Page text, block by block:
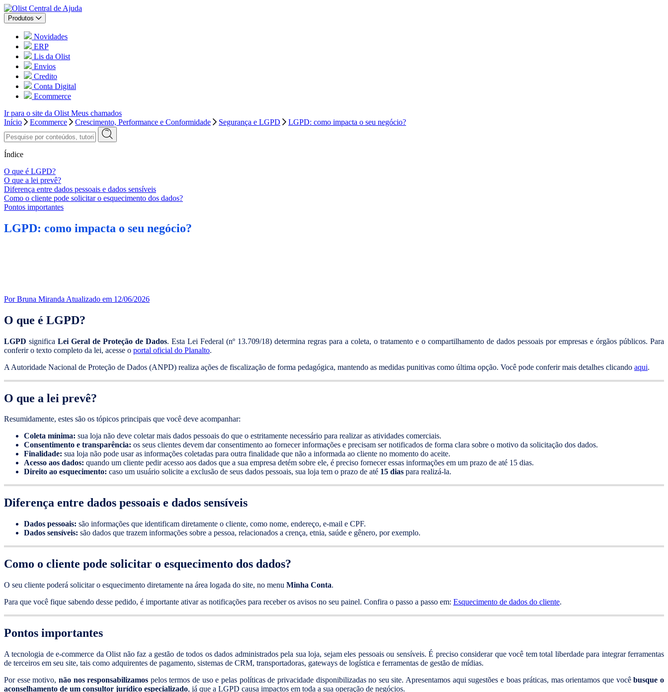
Central de Ajuda
Produtos
Novidades
ERP
Lis da Olist
Envios
Credito
Conta Digital
Ecommerce
Ir para o site da Olist Meus chamados
Início
Ecommerce Crescimento, Performance e Conformidade Segurança e LGPD LGPD: como impacta o seu negócio?
Índice
O que é LGPD?
O que a lei prevê?
Diferença entre dados pessoais e dados sensíveis
Como o cliente pode solicitar o esquecimento dos dados?
Pontos importantes
LGPD: como impacta o seu negócio?
Por Bruna Miranda Atualizado em 12/06/2026
O que é LGPD?
LGPD significa Lei Geral de Proteção de Dados. Esta Lei Federal (nº 13.709/18) determina regras para a coleta, o tratamento e o compartilhamento de dados pessoais por empresas e órgãos públicos. Para
conferir o texto completo da lei, acesse o portal oficial do Planalto.
A Autoridade Nacional de Proteção de Dados (ANPD) realiza ações de fiscalização de forma pedagógica, mantendo as medidas punitivas como última opção. Você pode conferir mais detalhes clicando aqui.
O que a lei prevê?
Resumidamente, estes são os tópicos principais que você deve acompanhar:
Coleta mínima: sua loja não deve coletar mais dados pessoais do que o estritamente necessário para realizar as atividades comerciais.
Consentimento e transparência: os seus clientes devem dar consentimento ao fornecer informações e precisam ser notificados de forma clara sobre o motivo da solicitação dos dados.
Finalidade: sua loja não pode usar as informações coletadas para outra finalidade que não a informada ao cliente no momento do aceite.
Acesso aos dados: quando um cliente pedir acesso aos dados que a sua empresa detém sobre ele, é preciso fornecer essas informações em um prazo de até 15 dias.
Direito ao esquecimento: caso um usuário solicite a exclusão de seus dados pessoais, sua loja tem o prazo de até 15 dias para realizá-la.
Diferença entre dados pessoais e dados sensíveis
Dados pessoais: são informações que identificam diretamente o cliente, como nome, endereço, e-mail e CPF.
Dados sensíveis: são dados que trazem informações sobre a pessoa, relacionados a crença, etnia, saúde e gênero, por exemplo.
Como o cliente pode solicitar o esquecimento dos dados?
O seu cliente poderá solicitar o esquecimento diretamente na área logada do site, no menu Minha Conta.
Para que você fique sabendo desse pedido, é importante ativar as notificações para receber os avisos no seu painel. Confira o passo a passo em: Esquecimento de dados do cliente.
Pontos importantes
A tecnologia de e-commerce da Olist não faz a gestão de todos os dados administrados pela sua loja, sejam eles pessoais ou sensíveis. É preciso considerar que você tem total liberdade para integrar ferramentas
de terceiros em seu site, tais como adquirentes de pagamento, sistemas de CRM, transportadoras, gateways de logística e ferramentas de gestão de mídias.
Por esse motivo, não nos responsabilizamos pelos termos de uso e pelas políticas de privacidade disponibilizadas no seu site. Apresentamos aqui sugestões e boas práticas, mas orientamos que vocêbusque o
aconselhamento de um consultor jurídico especializado, já que a LGPD causa impactos em toda a sua operação de negócios.